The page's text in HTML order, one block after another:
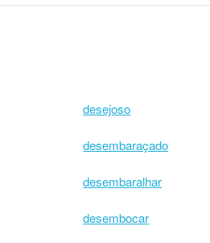
desejoso
desembaraçado
desembaralhar
desembocar